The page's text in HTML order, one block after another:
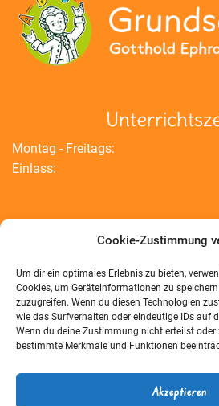
Cookie-Zustimmung
Um dir ein optimales Erlebnis zu bieten,
Cookies, um Geräteinformationen zu
zuzugreifen. Wenn du diesen Technologien
wie das Surfverhalten oder eindeutige IDs auf
Wenn du deine Zustimmung nicht erteilst oder
bestimmte Merkmale und Funktionen
Akzeptieren
Montag - Freitags:
Einlass:
Kontakt
Königsteiner
01796 Pirna
03501